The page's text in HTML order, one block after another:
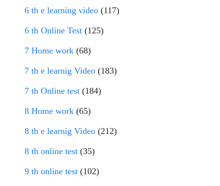
6 th e learning video (117)
6 th Online Test (125)
7 Home work (68)
7 th e learnig Video (183)
7 th Online test (184)
8 Home work (65)
8 th e learnig Video (212)
8 th online test (35)
9 th online test (102)